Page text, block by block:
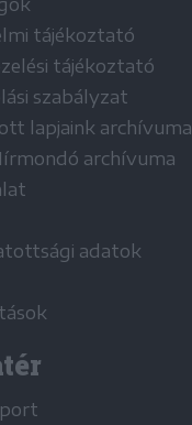
tájékoztató
tájékoztató
szabályzat
lapjaink archívuma
archívuma
adatok